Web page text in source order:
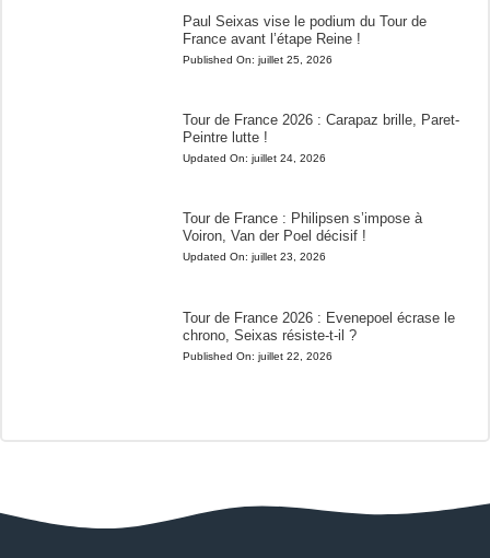
Paul Seixas vise le podium du Tour de
France avant l’étape Reine !
Published On: juillet 25, 2026
Tour de France 2026 : Carapaz brille, Paret-
Peintre lutte !
Updated On: juillet 24, 2026
Tour de France : Philipsen s’impose à
Voiron, Van der Poel décisif !
Updated On: juillet 23, 2026
Tour de France 2026 : Evenepoel écrase le
chrono, Seixas résiste-t-il ?
Published On: juillet 22, 2026